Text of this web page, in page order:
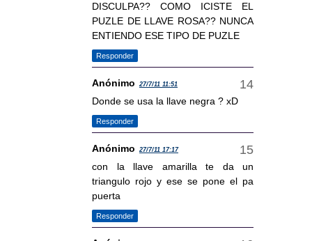
DISCULPA?? COMO ICISTE EL
PUZLE DE LLAVE ROSA?? NUNCA
ENTIENDO ESE TIPO DE PUZLE
Responder
Anónimo 27/7/11 11:51
Donde se usa la llave negra ? xD
Responder
Anónimo 27/7/11 17:17
con la llave amarilla te da un
triangulo rojo y ese se pone el pa
puerta
Responder